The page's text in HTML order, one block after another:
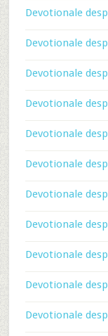
Devotionale
Devotionale
Devotionale
Devotionale
Devotionale
Devotionale
Devotionale
Devotionale
Devotionale
Devotionale
Devotionale